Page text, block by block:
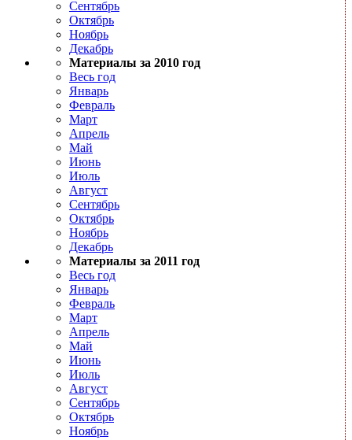
Сентябрь
Октябрь
Ноябрь
Декабрь
Материалы за 2010 год
Весь год
Январь
Февраль
Март
Апрель
Май
Июнь
Июль
Август
Сентябрь
Октябрь
Ноябрь
Декабрь
Материалы за 2011 год
Весь год
Январь
Февраль
Март
Апрель
Май
Июнь
Июль
Август
Сентябрь
Октябрь
Ноябрь